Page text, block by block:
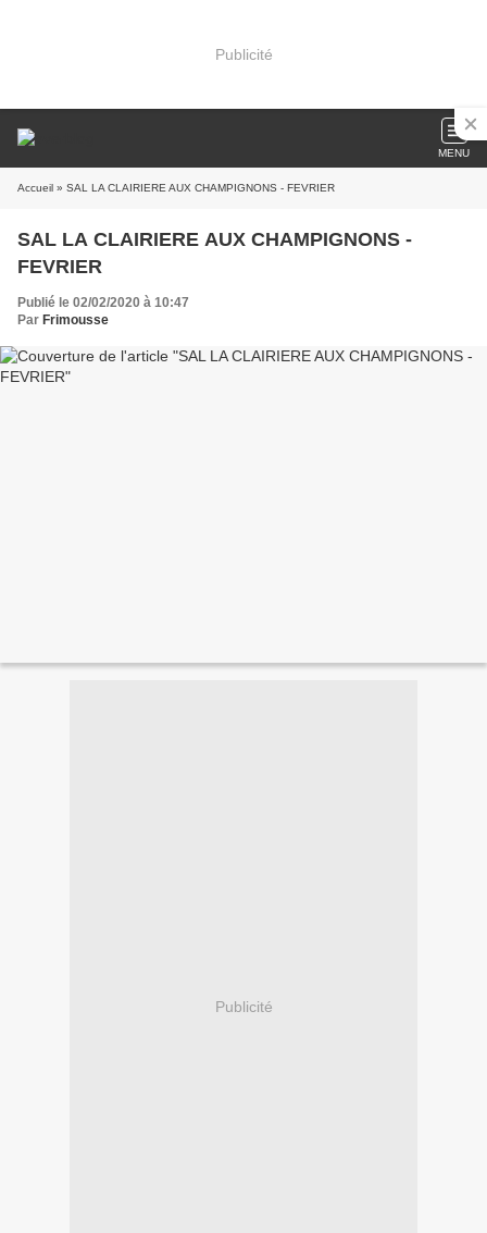
Publicité
MENU
Accueil » SAL LA CLAIRIERE AUX CHAMPIGNONS - FEVRIER
SAL LA CLAIRIERE AUX CHAMPIGNONS -
FEVRIER
Publié le 02/02/2020 à 10:47
Par Frimousse
Publicité